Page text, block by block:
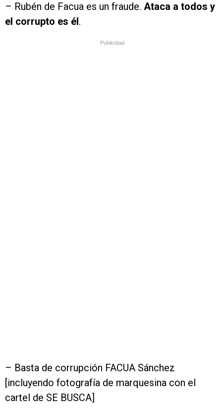
– Rubén de Facua es un fraude. Ataca a todos y
el corrupto es él.
Publicidad
– Basta de corrupción FACUA Sánchez
[incluyendo fotografía de marquesina con el
cartel de SE BUSCA]